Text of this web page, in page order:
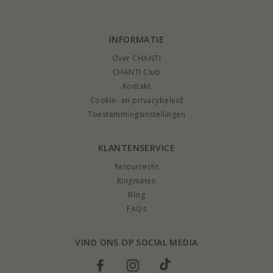
INFORMATIE
Over CHANTI
CHANTI Club
Kontakt
Cookie- en privacybeleid
Toestemmingsinstellingen
KLANTENSERVICE
Retourrecht
Ringmaten
Blog
FAQs
VIND ONS OP SOCIAL MEDIA